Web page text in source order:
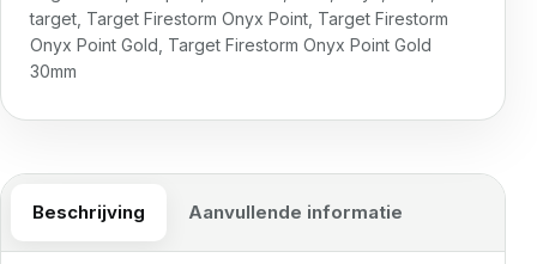
target Target Firestorm Onyx Point Target Firestorm
Onyx Point Gold Target Firestorm Onyx Point Gold
30mm
Beschrijving Aanvullende informatie